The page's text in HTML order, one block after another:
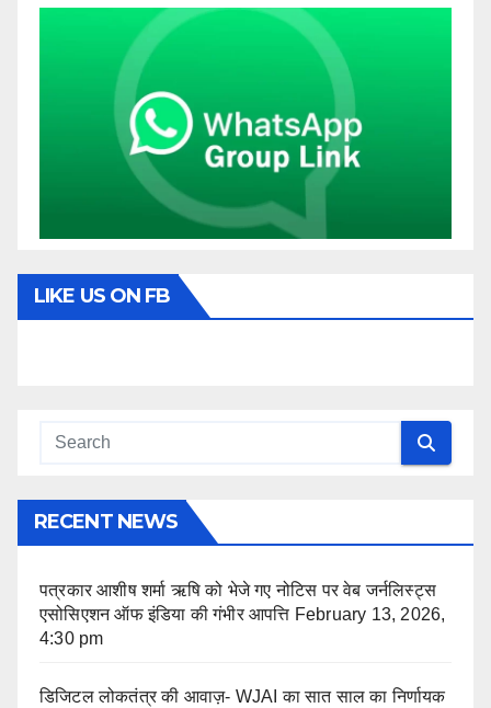
LIKE US ON FB
RECENT NEWS
पत्रकार आशीष शर्मा ऋषि को भेजे गए नोटिस पर वेब जर्नलिस्ट्स
एसोसिएशन ऑफ इंडिया की गंभीर आपत्ति February 13, 2026,
4:30 pm
डिजिटल लोकतंत्र की आवाज़- WJAI का सात साल का निर्णायक